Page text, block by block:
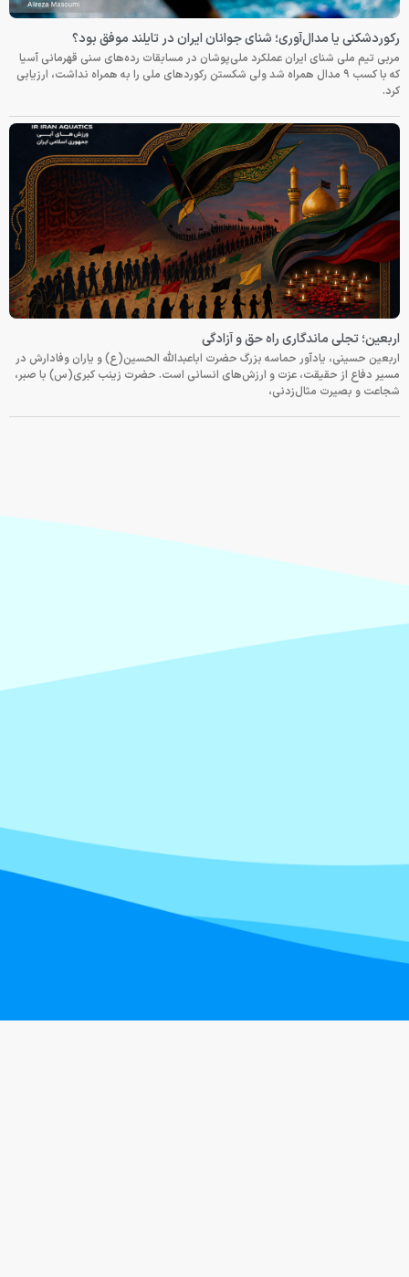
رکوردشکنی یا مدال‌آوری؛ شنای جوانان ایران در تایلند موفق بود؟
مربی تیم ملی شنای ایران عملکرد ملی‌پوشان در مسابقات رده‌های سنی قهرمانی آسیا
که با کسب ۹ مدال همراه شد ولی شکستن رکوردهای ملی را به همراه نداشت، ارزیابی
کرد.
اربعین؛ تجلی ماندگاری راه حق و آزادگی
اربعین حسینی، یادآور حماسه بزرگ حضرت اباعبدالله الحسین(ع) و یاران وفادارش در
مسیر دفاع از حقیقت، عزت و ارزش‌های انسانی است. حضرت زینب کبری(س) با صبر،
شجاعت و بصیرت مثال‌زدنی،